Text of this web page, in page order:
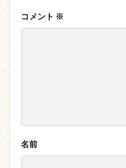
コメント ※
名前